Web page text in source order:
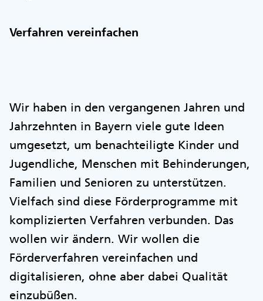
Verfahren vereinfachen
Wir haben in den vergangenen Jahren und
Jahrzehnten in Bayern viele gute Ideen
umgesetzt, um benachteiligte Kinder und
Jugendliche, Menschen mit Behinderungen,
Familien und Senioren zu unterstützen.
Vielfach sind diese Förderprogramme mit
komplizierten Verfahren verbunden. Das
wollen wir ändern. Wir wollen die
Förderverfahren vereinfachen und
digitalisieren, ohne aber dabei Qualität
einzubüßen.